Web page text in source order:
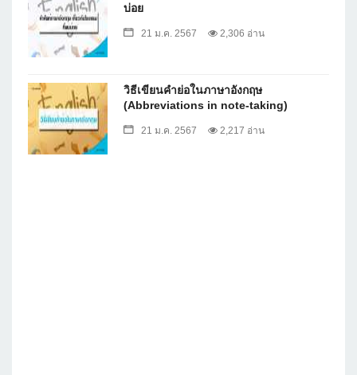
บ่อย
21 ม.ค. 2567 2,306 อ่าน
วิธีเขียนคำย่อในภาษาอังกฤษ
(Abbreviations in note-taking)
21 ม.ค. 2567 2,217 อ่าน